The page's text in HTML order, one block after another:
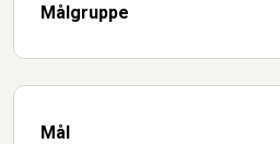
Målgruppe
Mål